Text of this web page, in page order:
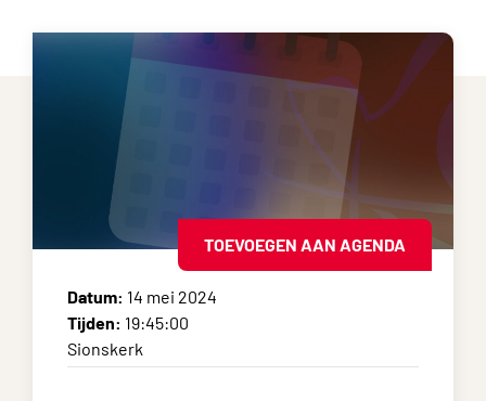
TOEVOEGEN AAN AGENDA
Datum: 14 mei 2024
Tijden: 19:45:00
Sionskerk